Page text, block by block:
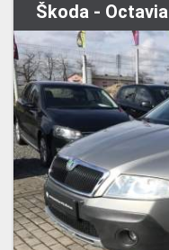
Škoda - Octavia